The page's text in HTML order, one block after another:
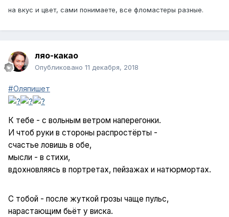
на вкус и цвет, сами понимаете, все фломастеры разные.
ляо-какао
Опубликовано 11 декабря, 2018
#Оляпишет
К тебе - с вольным ветром наперегонки.
И чтоб руки в стороны распростёрты -
счастье ловишь в обе,
мысли - в стихи,
вдохновляясь в портретах, пейзажах и натюрмортах.
С тобой - после жуткой грозы чаще пульс,
нарастающим бьёт у виска.